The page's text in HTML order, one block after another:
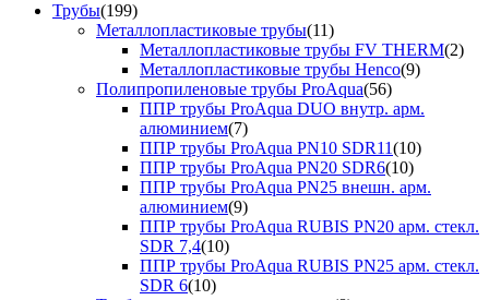
Трубы(199)
Металлопластиковые трубы(11)
Металлопластиковые трубы FV THERM(2)
Металлопластиковые трубы Henco(9)
Полипропиленовые трубы ProAqua(56)
ППР трубы ProAqua DUO внутр. арм.
алюминием(7)
ППР трубы ProAqua PN10 SDR11(10)
ППР трубы ProAqua PN20 SDR6(10)
ППР трубы ProAqua PN25 внешн. арм.
алюминием(9)
ППР трубы ProAqua RUBIS PN20 арм. стекл.
SDR 7,4(10)
ППР трубы ProAqua RUBIS PN25 арм. стекл.
SDR 6(10)